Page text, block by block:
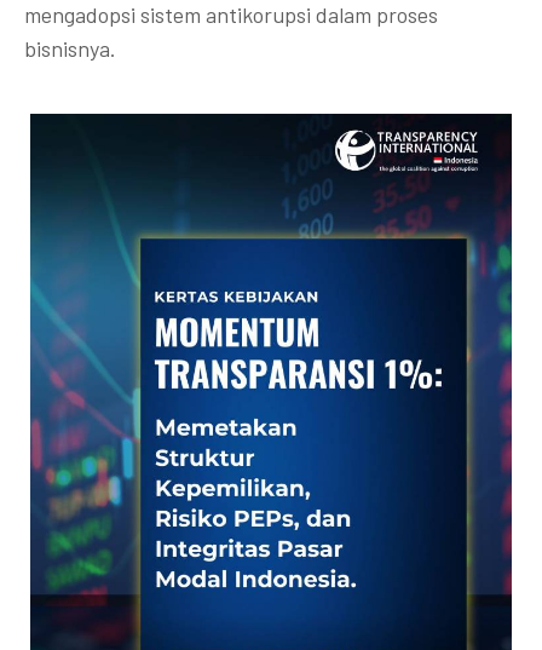
mengadopsi sistem antikorupsi dalam proses
bisnisnya.